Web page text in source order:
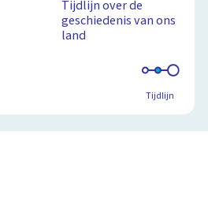
Tijdlijn over de
geschiedenis van ons
land
Tijdlijn